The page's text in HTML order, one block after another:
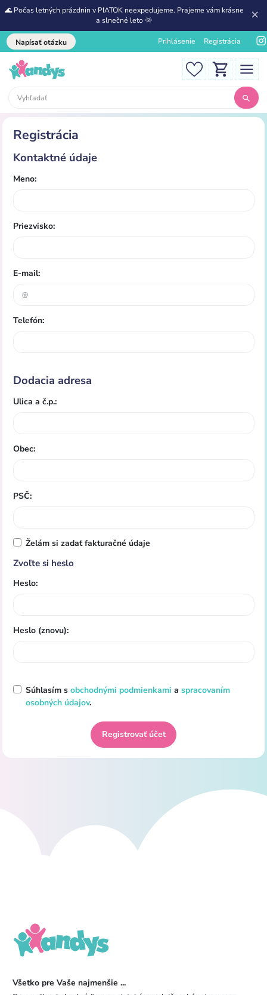
🌊 Počas letných prázdnin v PIATOK neexpedujeme. Prajeme vám krásne
a slnečné leto 🌞
Napísať otázku Prihlásenie Registrácia
Registrácia
Kontaktné údaje
Meno:
Priezvisko:
E-mail:
Telefón:
Dodacia adresa
Ulica a č.p.:
Obec:
PSČ:
Želám si zadať fakturačné údaje
Zvoľte si heslo
Heslo:
Heslo (znovu):
Súhlasím s obchodnými podmienkami a spracovaním
osobných údajov.
Všetko pre Vaše najmenšie ...